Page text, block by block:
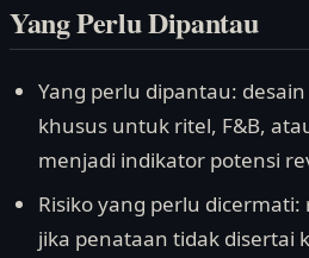
Yang Perlu Dipantau
Yang perlu dipantau:
khusus untuk ritel, F&B,
menjadi indikator potensi
Risiko yang perlu
jika penataan tidak disertai